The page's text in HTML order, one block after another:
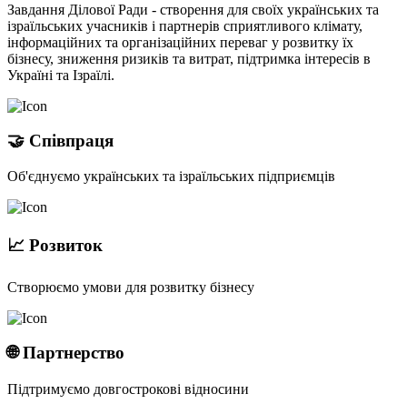
Завдання Ділової Ради - створення для своїх українських та
ізраїльських учасників і партнерів сприятливого клімату,
інформаційних та організаційних переваг у розвитку їх
бізнесу, зниження ризиків та витрат, підтримка інтересів в
Україні та Ізраїлі.
🤝 Співпраця
Об'єднуємо українських та ізраїльських підприємців
📈 Розвиток
Створюємо умови для розвитку бізнесу
🌐 Партнерство
Підтримуємо довгострокові відносини